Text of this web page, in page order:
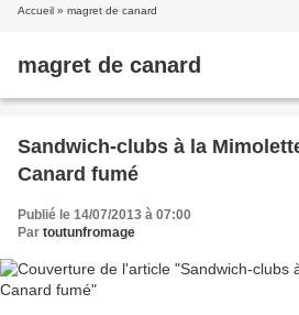
Accueil » magret de canard
magret de canard
Sandwich-clubs à la
Canard fumé
Publié le 14/07/2013 à 07:00
Par toutunfromage